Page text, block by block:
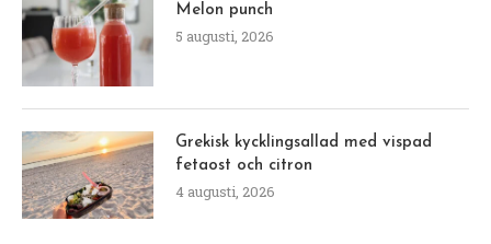
Melon punch
5 augusti, 2026
Grekisk kycklingsallad med vispad
fetaost och citron
4 augusti, 2026